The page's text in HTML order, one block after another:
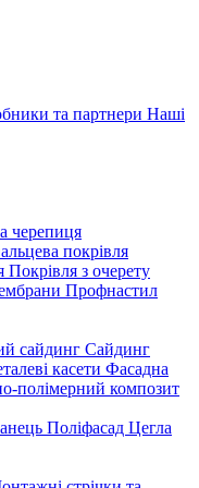
та партнери Наші
черепиця
покрівля
Покрівля з очерету
Профнастил
сайдинг Сайдинг
касети Фасадна
полімерний композит
Поліфасад Цегла